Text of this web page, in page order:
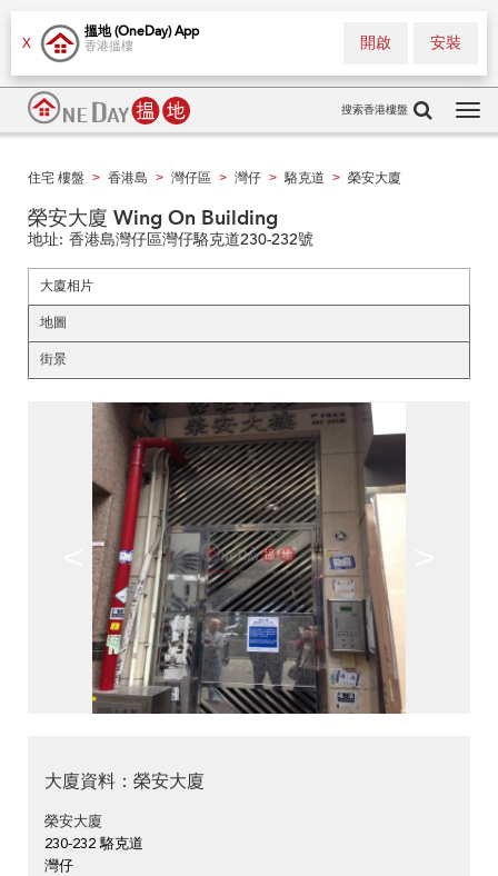
X
搵地 (OneDay) App
香港搵樓 安裝
開啟
搜索香港樓盤
住宅 樓盤 > 香港島 > 灣仔區 > 灣仔 > 駱克道 > 榮安大廈
榮安大廈 Wing On Building
地址: 香港島灣仔區灣仔駱克道230-232號
大廈相片
地圖
街景
大廈資料：榮安大廈
榮安大廈
230-232 駱克道
灣仔